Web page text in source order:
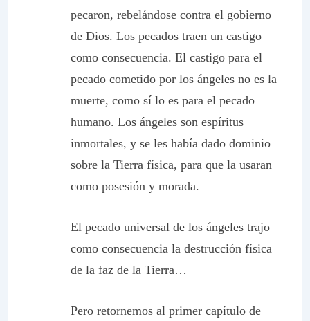
pecaron, rebelándose contra el gobierno
de Dios. Los pecados traen un castigo
como consecuencia. El castigo para el
pecado cometido por los ángeles no es la
muerte, como sí lo es para el pecado
humano. Los ángeles son espíritus
inmortales, y se les había dado dominio
sobre la Tierra física, para que la usaran
como posesión y morada.
El pecado universal de los ángeles trajo
como consecuencia la destrucción física
de la faz de la Tierra…
Pero retornemos al primer capítulo de